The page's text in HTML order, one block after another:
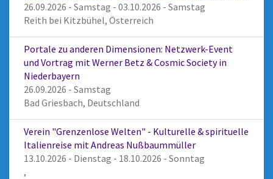
26.09.2026 - Samstag - 03.10.2026 - Samstag
Reith bei Kitzbühel, Österreich
Portale zu anderen Dimensionen: Netzwerk-Event
und Vortrag mit Werner Betz & Cosmic Society in
Niederbayern
26.09.2026 - Samstag
Bad Griesbach, Deutschland
Verein "Grenzenlose Welten" - Kulturelle & spirituelle
Italienreise mit Andreas Nußbaummüller
13.10.2026 - Dienstag - 18.10.2026 - Sonntag
,